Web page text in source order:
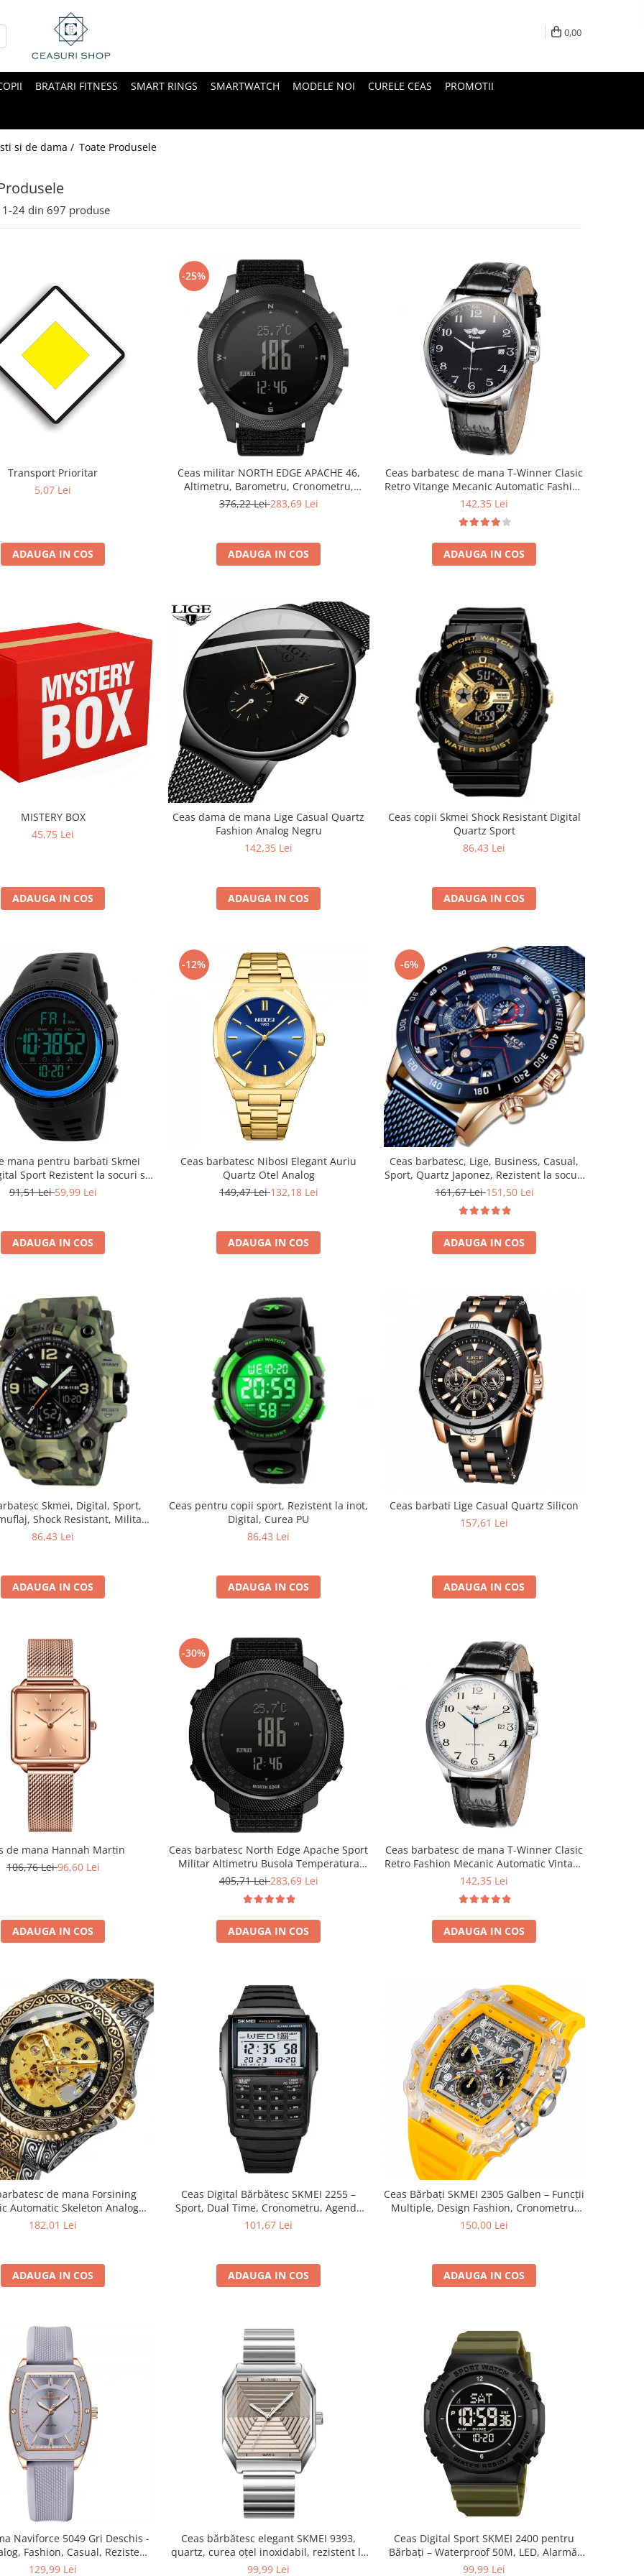
0,00
BRATARI FITNESS SMART RINGS SMARTWATCH MODELE NOI CURELE CEAS PROMOTII
si de dama / Toate Produsele
1-24 din 697 produse
Transport Prioritar
5,07 Lei
ADAUGA IN COS
-25%
Ceas militar NORTH EDGE APACHE 46,
Altimetru, Barometru, Cronometru,
Termometru, Pedometru, Busola
376,22 Lei283,69 Lei
ADAUGA IN COS
Ceas barbatesc de mana T-Winner Clasic
Retro Vitange Mecanic Automatic Fashion
Casual Elegant
142,35 Lei
ADAUGA IN COS
MISTERY BOX
45,75 Lei
ADAUGA IN COS
Ceas dama de mana Lige Casual Quartz
Fashion Analog Negru
142,35 Lei
ADAUGA IN COS
Ceas copii Skmei Shock Resistant Digital
Quartz Sport
86,43 Lei
ADAUGA IN COS
mana pentru barbati Skmei
Sport Rezistent la socuri si
apa
91,51 Lei59,99 Lei
ADAUGA IN COS
-12%
Ceas barbatesc Nibosi Elegant Auriu
Quartz Otel Analog
149,47 Lei132,18 Lei
ADAUGA IN COS
-6%
Ceas barbatesc, Lige, Business, Casual,
Sport, Quartz Japonez, Rezistent la socuri
si zgarieturi, Otel inoxidabil
161,67 Lei151,50 Lei
ADAUGA IN COS
Skmei, Digital, Sport,
Shock Resistant, Militar,
Dual time, Cronograf
86,43 Lei
ADAUGA IN COS
Ceas pentru copii sport, Rezistent la inot,
Digital, Curea PU
86,43 Lei
ADAUGA IN COS
Ceas barbati Lige Casual Quartz Silicon
157,61 Lei
ADAUGA IN COS
de mana Hannah Martin
106,76 Lei96,60 Lei
ADAUGA IN COS
-30%
Ceas barbatesc North Edge Apache Sport
Militar Altimetru Busola Temperatura
Barometru Alarma Negru
405,71 Lei283,69 Lei
ADAUGA IN COS
Ceas barbatesc de mana T-Winner Clasic
Retro Fashion Mecanic Automatic Vintage
Casual Elegant Negru/Alb
142,35 Lei
ADAUGA IN COS
de mana Forsining
Automatic Skeleton Analog
Argintiu Auriu
182,01 Lei
ADAUGA IN COS
Ceas Digital Bărbătesc SKMEI 2255 –
Sport, Dual Time, Cronometru, Agenda
Telefonică, Casual, Afișaj LED
101,67 Lei
ADAUGA IN COS
Ceas Bărbați SKMEI 2305 Galben – Funcții
Multiple, Design Fashion, Cronometru,
Alarmă, Rezistent la Apă 5ATM
150,00 Lei
ADAUGA IN COS
Naviforce 5049 Gri Deschis -
Fashion, Casual, Rezistent
la Apă 3ATM
129,99 Lei
Ceas bărbătesc elegant SKMEI 9393,
quartz, curea oțel inoxidabil, rezistent la
apă 30M
99,99 Lei
Ceas Digital Sport SKMEI 2400 pentru
Bărbați – Waterproof 50M, LED, Alarmă,
Verde Militar
99,99 Lei